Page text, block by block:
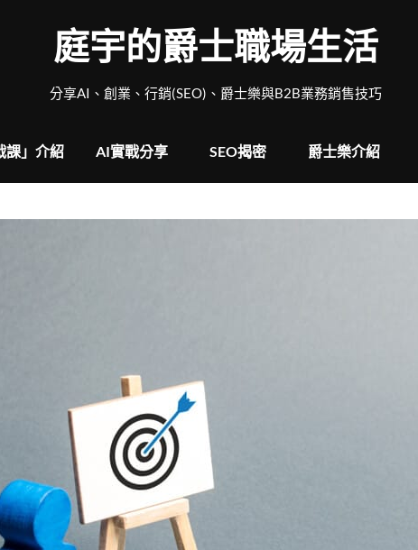
庭宇的爵士職場生活
分享AI、創業、行銷(SEO)、爵士樂與B2B業務銷售技巧
課」介紹 AI實戰分享 SEO揭密 爵士樂介紹